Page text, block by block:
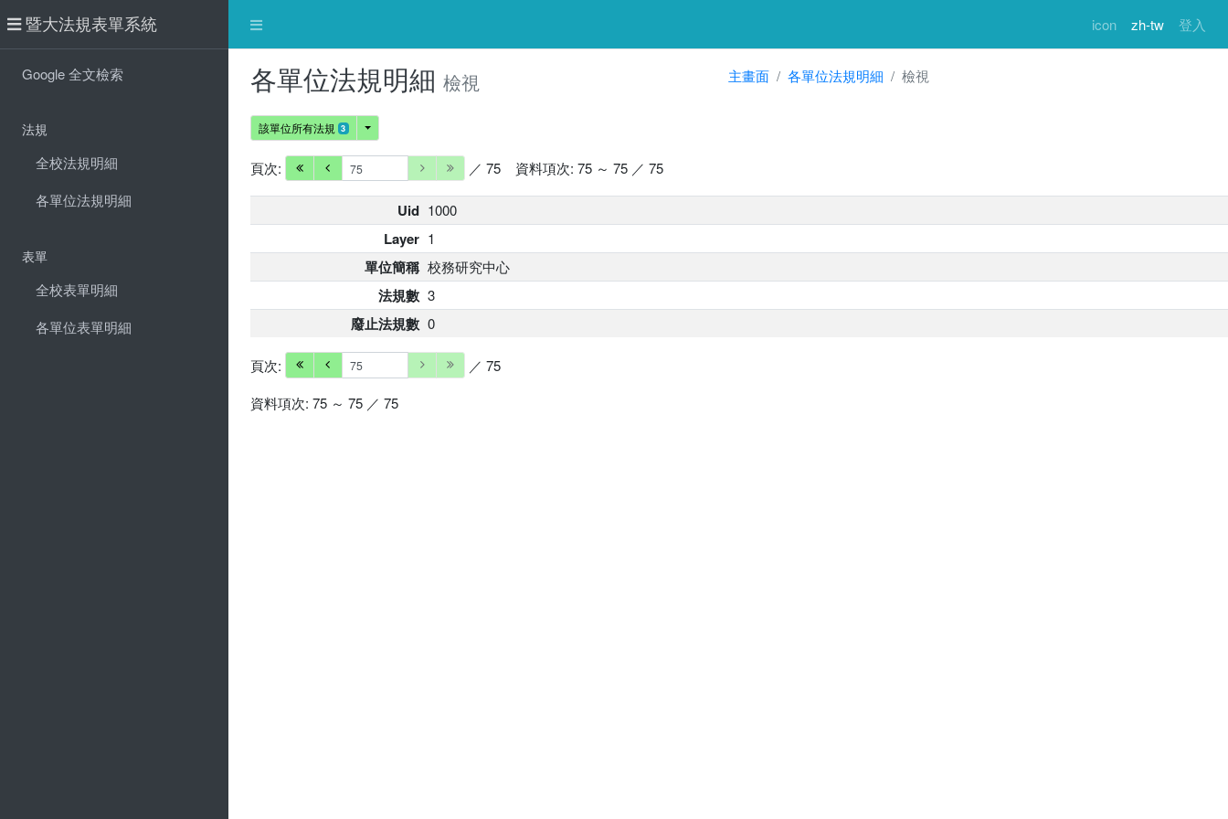
icon zh-tw 登入
暨大法規表單系統
Google 全文檢索
法規
全校法規明細
各單位法規明細
表單
全校表單明細
各單位表單明細
各單位法規明細 檢視 主畫面 各單位法規明細 檢視
該單位所有法規 3
頁次: ／ 75 資料項次: 75 ～ 75 ／ 75
Uid 1000
Layer 1
單位簡稱 校務研究中心
法規數 3
廢止法規數 0
頁次:
／ 75
資料項次: 75 ～ 75 ／ 75